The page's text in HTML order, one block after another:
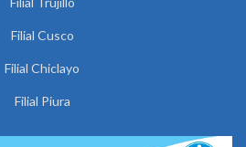
Filial Cusco
Filial Chiclayo
Filial Piura